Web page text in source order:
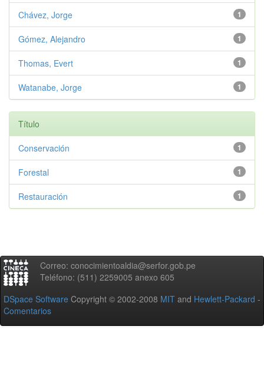
1
Chávez, Jorge
1
Gómez, Alejandro
1
Thomas, Evert
1
Watanabe, Jorge
Título
1
Conservación
1
Forestal
1
Restauración
Correo: conocimientoaldia@serfor.gob.pe
Teléfono: (511) 2259005 anexo 605
DSpace Software Copyright © 2002-2008 MIT and Hewlett-Packard -
Comentarios